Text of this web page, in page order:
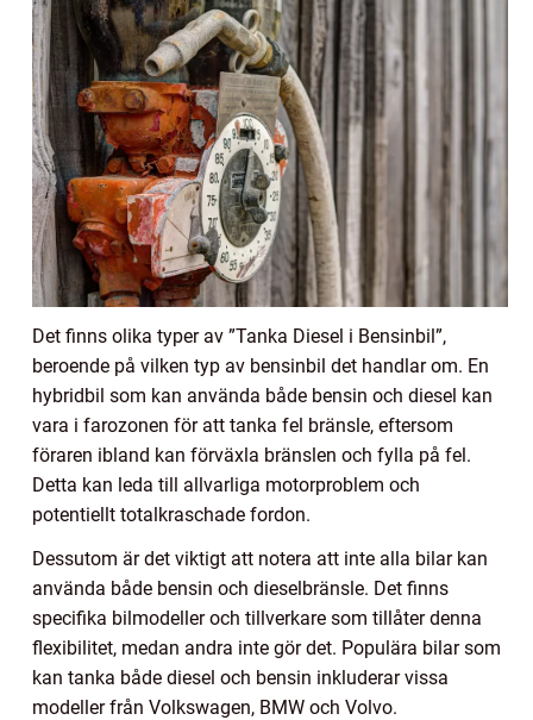
Det finns olika typer av ”Tanka Diesel i Bensinbil”,
beroende på vilken typ av bensinbil det handlar om. En
hybridbil som kan använda både bensin och diesel kan
vara i farozonen för att tanka fel bränsle, eftersom
föraren ibland kan förväxla bränslen och fylla på fel.
Detta kan leda till allvarliga motorproblem och
potentiellt totalkraschade fordon.
Dessutom är det viktigt att notera att inte alla bilar kan
använda både bensin och dieselbränsle. Det finns
specifika bilmodeller och tillverkare som tillåter denna
flexibilitet, medan andra inte gör det. Populära bilar som
kan tanka både diesel och bensin inkluderar vissa
modeller från Volkswagen, BMW och Volvo.